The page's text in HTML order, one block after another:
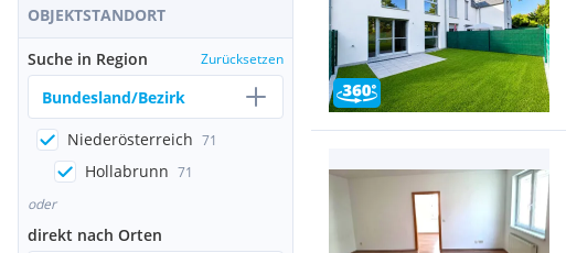
OBJEKTSTANDORT
Suche in Region Zurücksetzen
Bundesland/Bezirk
Niederösterreich 71
Hollabrunn 71
oder
direkt nach Orten